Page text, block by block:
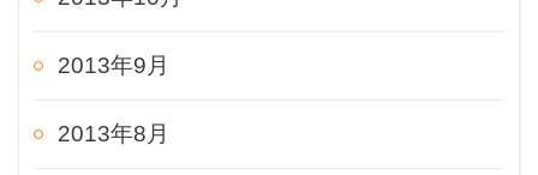
2013年9月
2013年8月